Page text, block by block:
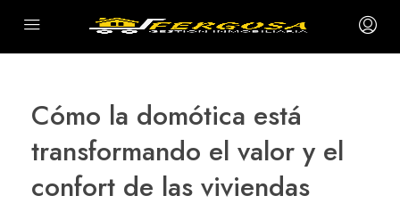
Cómo la domótica está
transformando el valor y el
confort de las viviendas